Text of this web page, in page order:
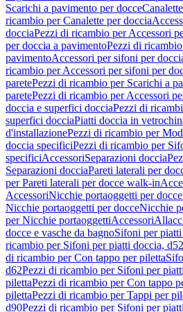
Scarichi a pavimento per docce
ricambio per Canalette per doccia
docciaPezzi di ricambio per Accessori
per doccia a pavimentoPezzi di
pavimentoAccessori per sifoni per
ricambio per Accessori per sifoni per
paretePezzi di ricambio per Scarichi a
paretePezzi di ricambio per Accessori
doccia e superfici docciaPezzi di
superfici docciaPiatti doccia in
d'installazionePezzi di ricambio per
doccia specificiPezzi di ricambio per
specificiAccessoriSeparazioni doccia
Separazioni docciaPareti laterali per
per Pareti laterali per docce walk-in
AccessoriNicchie portaoggetti per docce
Nicchie portaoggetti per docceNicchie
per Nicchie portaoggettiAccessori
docce e vasche da bagnoSifoni per
ricambio per Sifoni per piatti doccia, d52
di ricambio per Con tappo per piletta
d62Pezzi di ricambio per Sifoni per
pilettaPezzi di ricambio per Con tappo
pilettaPezzi di ricambio per Tappi per
d90Pezzi di ricambio per Sifoni per